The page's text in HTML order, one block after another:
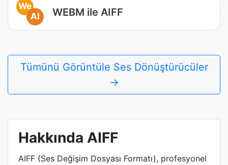
We
AI
WEBM ile AIFF
Tümünü Görüntüle Ses Dönüştürücüler
→
Hakkında AIFF
AIFF (Ses Değişim Dosyası Formatı), profesyonel